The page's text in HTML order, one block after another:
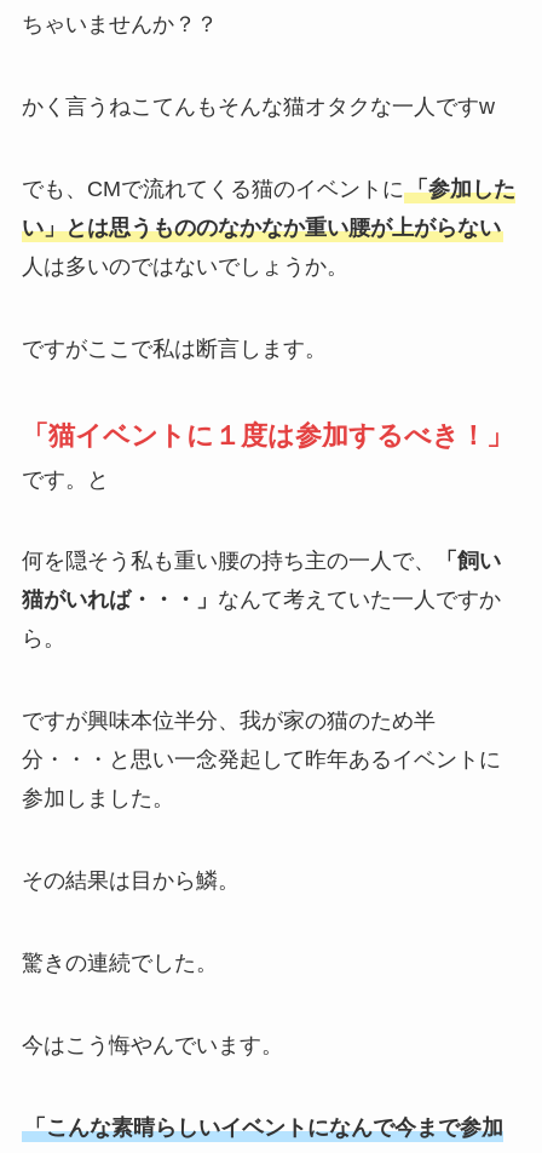
ちゃいませんか？？
かく言うねこてんもそんな猫オタクな一人ですw
でも、CMで流れてくる猫のイベントに「参加した
い」とは思うもののなかなか重い腰が上がらない
人は多いのではないでしょうか。
ですがここで私は断言します。
「猫イベントに１度は参加するべき！」
です。と
何を隠そう私も重い腰の持ち主の一人で、
「飼い
猫がいれば・・・」 なんて考えていた一人ですか
ら。
ですが興味本位半分、我が家の猫のため半
分・・・と思い一念発起して昨年あるイベントに
参加しました。
その結果は目から鱗。
驚きの連続でした。
今はこう悔やんでいます。
「こんな素晴らしいイベントになんで今まで参加